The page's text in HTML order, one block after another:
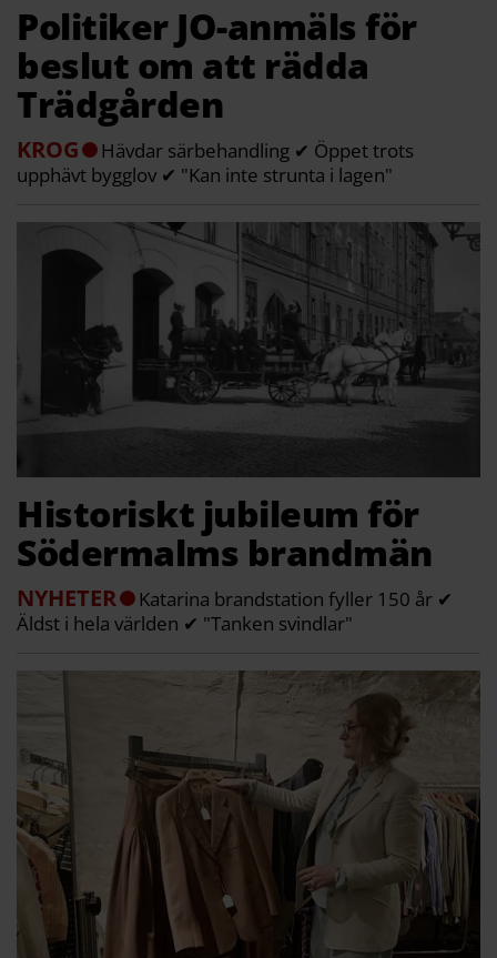
Politiker JO-anmäls för
beslut om att rädda
Trädgården
KROG
Hävdar särbehandling ✔ Öppet trots
upphävt bygglov ✔ "Kan inte strunta i lagen"
Historiskt jubileum för
Södermalms brandmän
NYHETER
Katarina brandstation fyller 150 år ✔
Äldst i hela världen ✔ "Tanken svindlar"